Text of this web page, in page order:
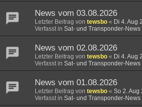
News vom 03.08.2026
Letzter Beitrag von tewsbo « Di 4. Aug
Verfasst in Sat- und Transponder-News
News vom 02.08.2026
Letzter Beitrag von tewsbo « Di 4. Aug
Verfasst in Sat- und Transponder-News
News vom 01.08.2026
Letzter Beitrag von tewsbo « So 2. Aug
Verfasst in Sat- und Transponder-News